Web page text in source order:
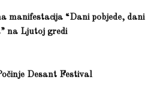
manifestacija “Dani pobjede, dani
na Ljutoj gredi
Desant Festival